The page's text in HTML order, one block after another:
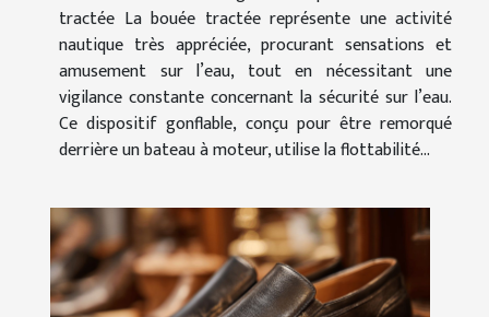
tractée La bouée tractée représente une activité
nautique très appréciée, procurant sensations et
amusement sur l’eau, tout en nécessitant une
vigilance constante concernant la sécurité sur l’eau.
Ce dispositif gonflable, conçu pour être remorqué
derrière un bateau à moteur, utilise la flottabilité...